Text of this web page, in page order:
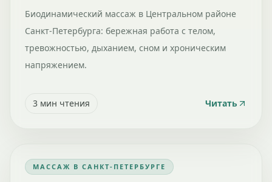
Биодинамический массаж в Центральном районе
Санкт-Петербурга: бережная работа с телом,
тревожностью, дыханием, сном и хроническим
напряжением.
3 мин чтения Читать
МАССАЖ В САНКТ-ПЕТЕРБУРГЕ